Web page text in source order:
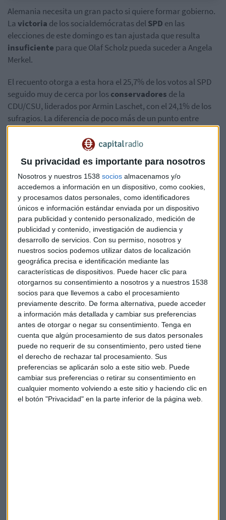
Su privacidad es importante para nosotros
Nosotros y nuestros 1538 socios almacenamos y/o
accedemos a información en un dispositivo, como cookies,
y procesamos datos personales, como identificadores
únicos e información estándar enviada por un dispositivo
para publicidad y contenido personalizado, medición de
publicidad y contenido, investigación de audiencia y
desarrollo de servicios. Con su permiso, nosotros y
nuestros socios podemos utilizar datos de localización
geográfica precisa e identificación mediante las
características de dispositivos. Puede hacer clic para
otorgarnos su consentimiento a nosotros y a nuestros 1538
socios para que llevemos a cabo el procesamiento
previamente descrito. De forma alternativa, puede acceder
a información más detallada y cambiar sus preferencias
antes de otorgar o negar su consentimiento. Tenga en
cuenta que algún procesamiento de sus datos personales
puede no requerir de su consentimiento, pero usted tiene
el derecho de rechazar tal procesamiento. Sus
preferencias se aplicarán solo a este sitio web. Puede
cambiar sus preferencias o retirar su consentimiento en
cualquier momento volviendo a este sitio y haciendo clic en
el botón "Privacidad" en la parte inferior de la página web.
Alemania necesita un gran pacto si quiere formar gobierno.
La victoria de los socialdemócratas delSPD en las
elecciones de este domingo es tan ajustada que resulta
insuficiente para que Olaf Scholz pueda suceder a Angela
Merkel.
El recuento otorga a esta hora el 25,7% de los votos al SPD
seguido muy de cerca por losconservadores de la
CDU/CSU, liderados por Armin Laschet, con el 24,1% de los
sufragios. La diferencia de poco más de un punto entre
ambos partidos dibuja un esquema en el que se hace
obligatoria la negociación con los verdes (
) que obtiene el 14,8% y el 11,5% de los votos
respectivamente.
El resultado de las elecciones, con la mínima victoria de
ScholzsobreLaschet, contrasta con la ventaja de hasta
cinco puntos que el socialdemócrata llegó a marcar pocos
días antes de los comicios en las encuestas.
Angela Merkel se va: ¿cómo deja Alemania y hacia dónde
va?
Escenario abierto: Alemania frente a un tripartito